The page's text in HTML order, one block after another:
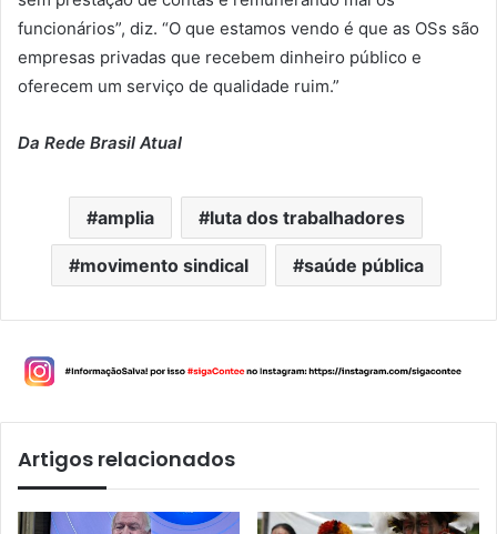
funcionários”, diz. “O que estamos vendo é que as OSs são
empresas privadas que recebem dinheiro público e
oferecem um serviço de qualidade ruim.”
Da Rede Brasil Atual
amplia luta dos trabalhadores
movimento sindical saúde pública
Artigos relacionados